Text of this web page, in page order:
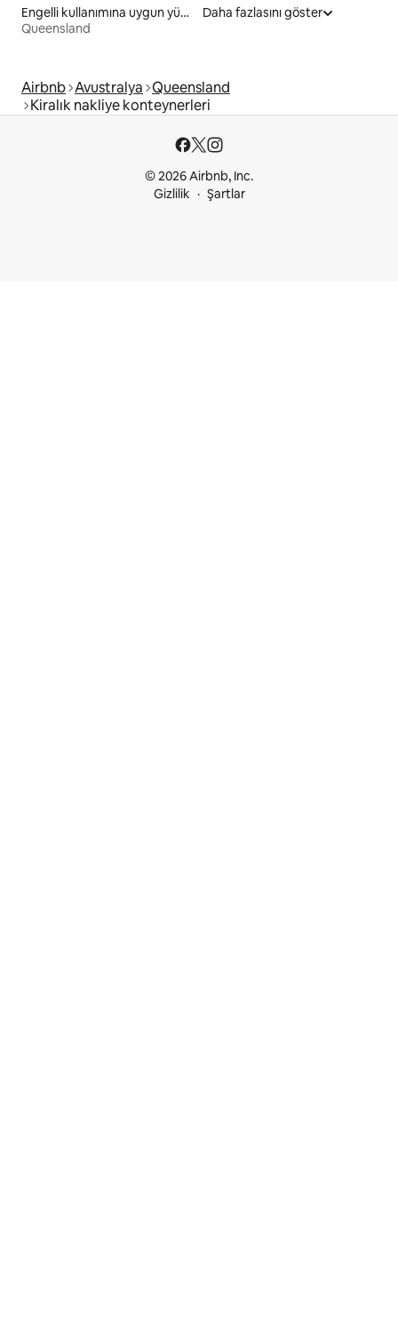
Engelli kullanımına uygun yükseklikte yatağı olan kiralık yerler
Queensland
Daha fazlasını göster
Airbnb Avustralya Queensland
Kiralık nakliye konteynerleri
© 2026 Airbnb, Inc.
Gizlilik
Şartlar